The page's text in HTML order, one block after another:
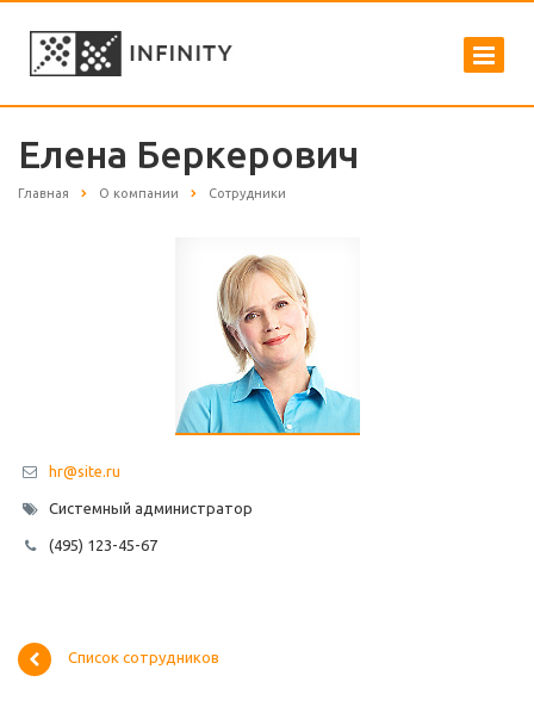
Елена Беркерович
Главная О компании Сотрудники
hr@site.ru
Системный администратор
(495) 123-45-67
Список сотрудников